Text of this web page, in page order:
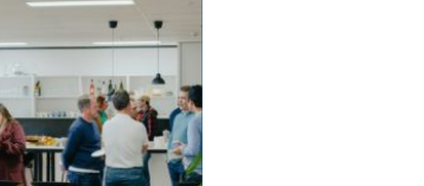
prestanda,
design och
livslängd på ett sätt
gör den intressant
både företag och